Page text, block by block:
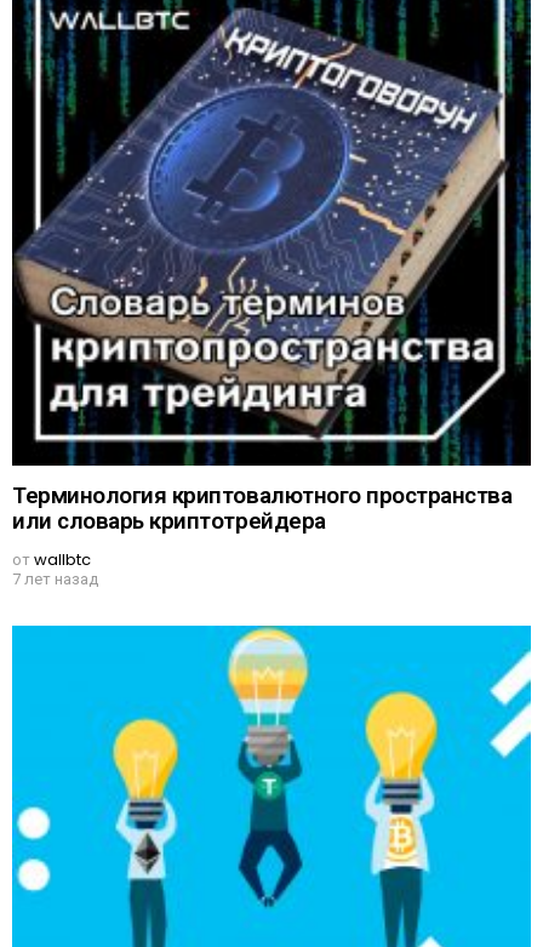
Терминология криптовалютного пространства
или словарь криптотрейдера
отwallbtc
7 лет назад